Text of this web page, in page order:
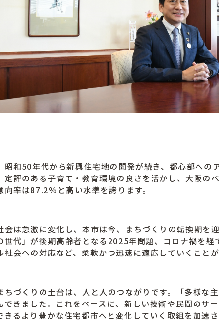
和50年代から新興住宅地の開発が続き、都心部への
定評のある子育て・教育環境の良さを活かし、大阪の
向率は87.2％と高い水準を誇ります。
は急激に変化し、本市は今、まちづくりの転換期を
世代」が後期高齢者となる2025年問題、コロナ禍を
社会への対応など、柔軟かつ迅速に適応していくこと
づくりの土台は、人と人のつながりです。「多様な
できました。これをベースに、新しい技術や民間のサ
きるより豊かな住宅都市へと変化していく取組を加速